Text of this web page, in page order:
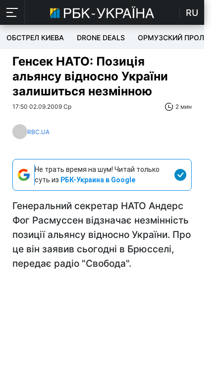
RU
ОБСТРЕЛ КИЕВА DRONE DEALS ОРМУЗСКИЙ ПРОЛИВ
Генсек НАТО: Позиція
альянсу відносно України
залишиться незмінною
17:50 02.09.2009 Ср 2 мин
RBC.UA
Не трать время на шум! Читай только
суть из РБК-Украина в Google
Генеральний секретар НАТО Андерс
Фог Расмуссен відзначає незмінність
позиції альянсу відносно України. Про
це він заявив сьогодні в Брюсселі,
передає радіо "Свобода".